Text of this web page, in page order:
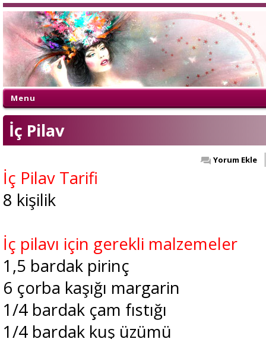
Menu
İç Pilav
Yorum Ekle
İç Pilav Tarifi
8 kişilik
İç pilavı için gerekli malzemeler
1,5 bardak pirinç
6 çorba kaşığı margarin
1/4 bardak çam fıstığı
1/4 bardak kuş üzümü